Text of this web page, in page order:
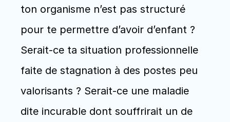
ton organisme n’est pas structuré
pour te permettre d’avoir d’enfant ?
Serait-ce ta situation professionnelle
faite de stagnation à des postes peu
valorisants ? Serait-ce une maladie
dite incurable dont souffrirait un de